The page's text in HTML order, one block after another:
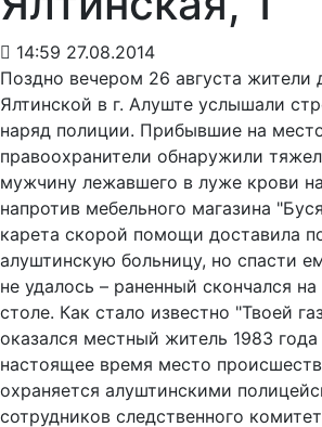
14:59 27.08.2014
Поздно вечером 26 августа жители
Ялтинской в г. Алуште услышали
наряд полиции. Прибывшие на
правоохранители обнаружили
мужчину лежавшего в луже крови
напротив мебельного магазина
карета скорой помощи доставила
алуштинскую больницу, но спасти
не удалось – раненный скончался
столе. Как стало известно "Твоей
оказался местный житель 1983
настоящее время место
охраняется алуштинскими
сотрудников следственного